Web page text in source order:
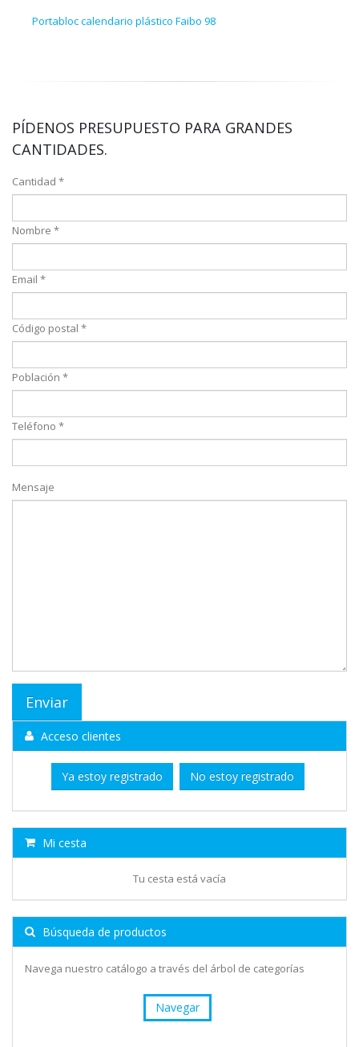
Portabloc calendario plástico Faibo 98
PÍDENOS PRESUPUESTO PARA GRANDES
CANTIDADES.
Cantidad *
Nombre *
Email *
Código postal *
Población *
Teléfono *
Mensaje
Acceso clientes
Ya estoy registrado No estoy registrado
Mi cesta
Tu cesta está vacía
Búsqueda de productos
Navega nuestro catálogo a través del árbol de categorías
Navegar